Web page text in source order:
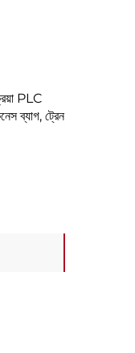
PLC
ব্যাগ, ট্রেন